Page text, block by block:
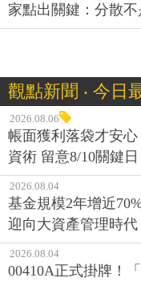
家點出關鍵：分散不
觀點新聞 ‧ 今日
2026.08.06
帳面獲利落袋才安
資術 留意8/10關鍵日
2026.08.04
基金規模2年增近
迎向大資產管理時代
2026.08.04
00410A正式掛牌！